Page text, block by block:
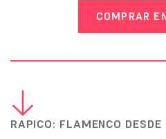
COMPRAR
RAPICO: FLAMENCO DESDE